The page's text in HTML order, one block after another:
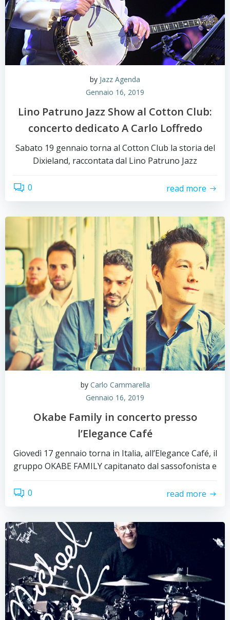
by Jazz Agenda
Gennaio 16, 2019
Lino Patruno Jazz Show al Cotton Club:
concerto dedicato A Carlo Loffredo
Sabato 19 gennaio torna al Cotton Club la storia del
Dixieland, raccontata dal Lino Patruno Jazz
0 read more
by Carlo Cammarella
Gennaio 16, 2019
Okabe Family in concerto presso
l’Elegance Café
Giovedì 17 gennaio torna in Italia, all’Elegance Café, il
gruppo OKABE FAMILY capitanato dal sassofonista e
0 read more